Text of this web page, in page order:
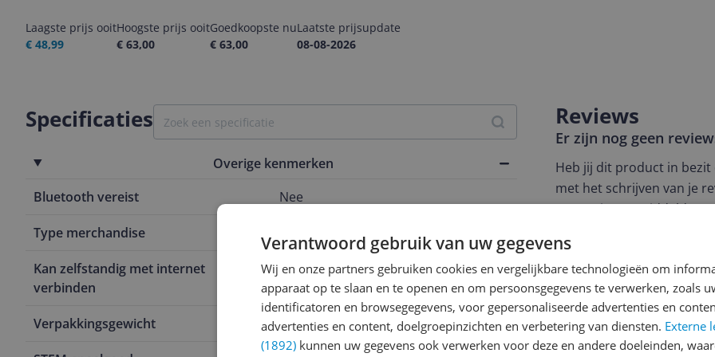
Laagste prijs ooit
€ 48,99
Hoogste prijs ooit
€ 63,00
Goedkoopste nu
€ 63,00
Laatste prijsupdate
08-08-2026
Specificaties
Overige kenmerken
Bluetooth vereist
Nee
Type merchandise Film & Series Merchandise
Kan zelfstandig met internet
verbinden
Nee
Verpakkingsgewicht 850 g
Reviews
Er zijn nog geen
Heb jij dit product in bezit
met het schrijven van je
een review gemiddeld
andere bezoekers een
€250,-!
Cijfer
Welk cijfer geef jij dit
3
2
1
Verantwoord gebruik van uw gegevens
Wij en onze partners gebruiken cookies en vergelijkbare technologieën om
apparaat op te slaan en te openen en om persoonsgegevens te verwerken, zoals
identificatoren en browsegegevens, voor gepersonaliseerde advertenties en
advertenties en content, doelgroepinzichten en verbetering van diensten. Externe
(1892) kunnen uw gegevens ook verwerken voor deze en andere doeleinden,